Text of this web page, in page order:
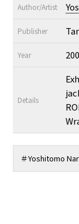
Author/Artist
Publisher
Year
Details
＃Yoshitomo